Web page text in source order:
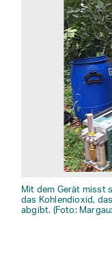
Mit dem Gerät misst
das Kohlendioxid,
abgibt. (Foto: